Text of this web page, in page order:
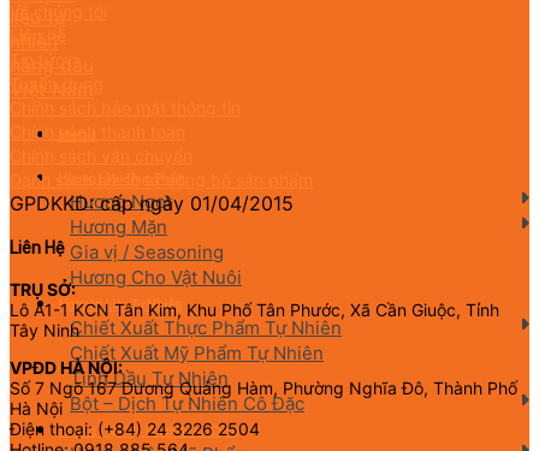
Hương Ngọt
Hương Mặn
Gia vị / Seasoning
Hương Cho Vật Nuôi
Nguyên Liệu Tự Nhiên
Chiết Xuất Thực Phẩm Tự Nhiên
Chiết Xuất Mỹ Phẩm Tự Nhiên
Tinh Dầu Tự Nhiên
Bột – Dịch Tự Nhiên Cô Đặc
Hương Liệu Mỹ Phẩm & Gia Công
Chính sách thanh toán
Danh sách hồ sơ tự công bố sản phẩm
GPDKKD: cấp ngày 01/04/2015
Liên Hệ
TRỤ SỞ:
Lô A1-1 KCN Tân Kim, Khu Phố Tân Phước, Xã Cần Giuộc, Tỉnh
Tây Ninh
VPĐD HÀ NỘI:
Số 7 Ngõ 167 Dương Quảng Hàm, Phường Nghĩa Đô, Thành Phố
Hà Nội
Điện thoại: (+84) 24 3226 2504